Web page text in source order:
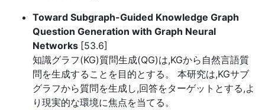
Toward Subgraph-Guided Knowledge Graph
Question Generation with Graph Neural
Networks [53.6]
知識グラフ(KG)質問生成(QG)は,KGから自然言語質
問を生成することを目的とする。 本研究は,KGサブ
グラフから質問を生成し,回答をターゲットとする,よ
り現実的な環境に焦点を当てる。